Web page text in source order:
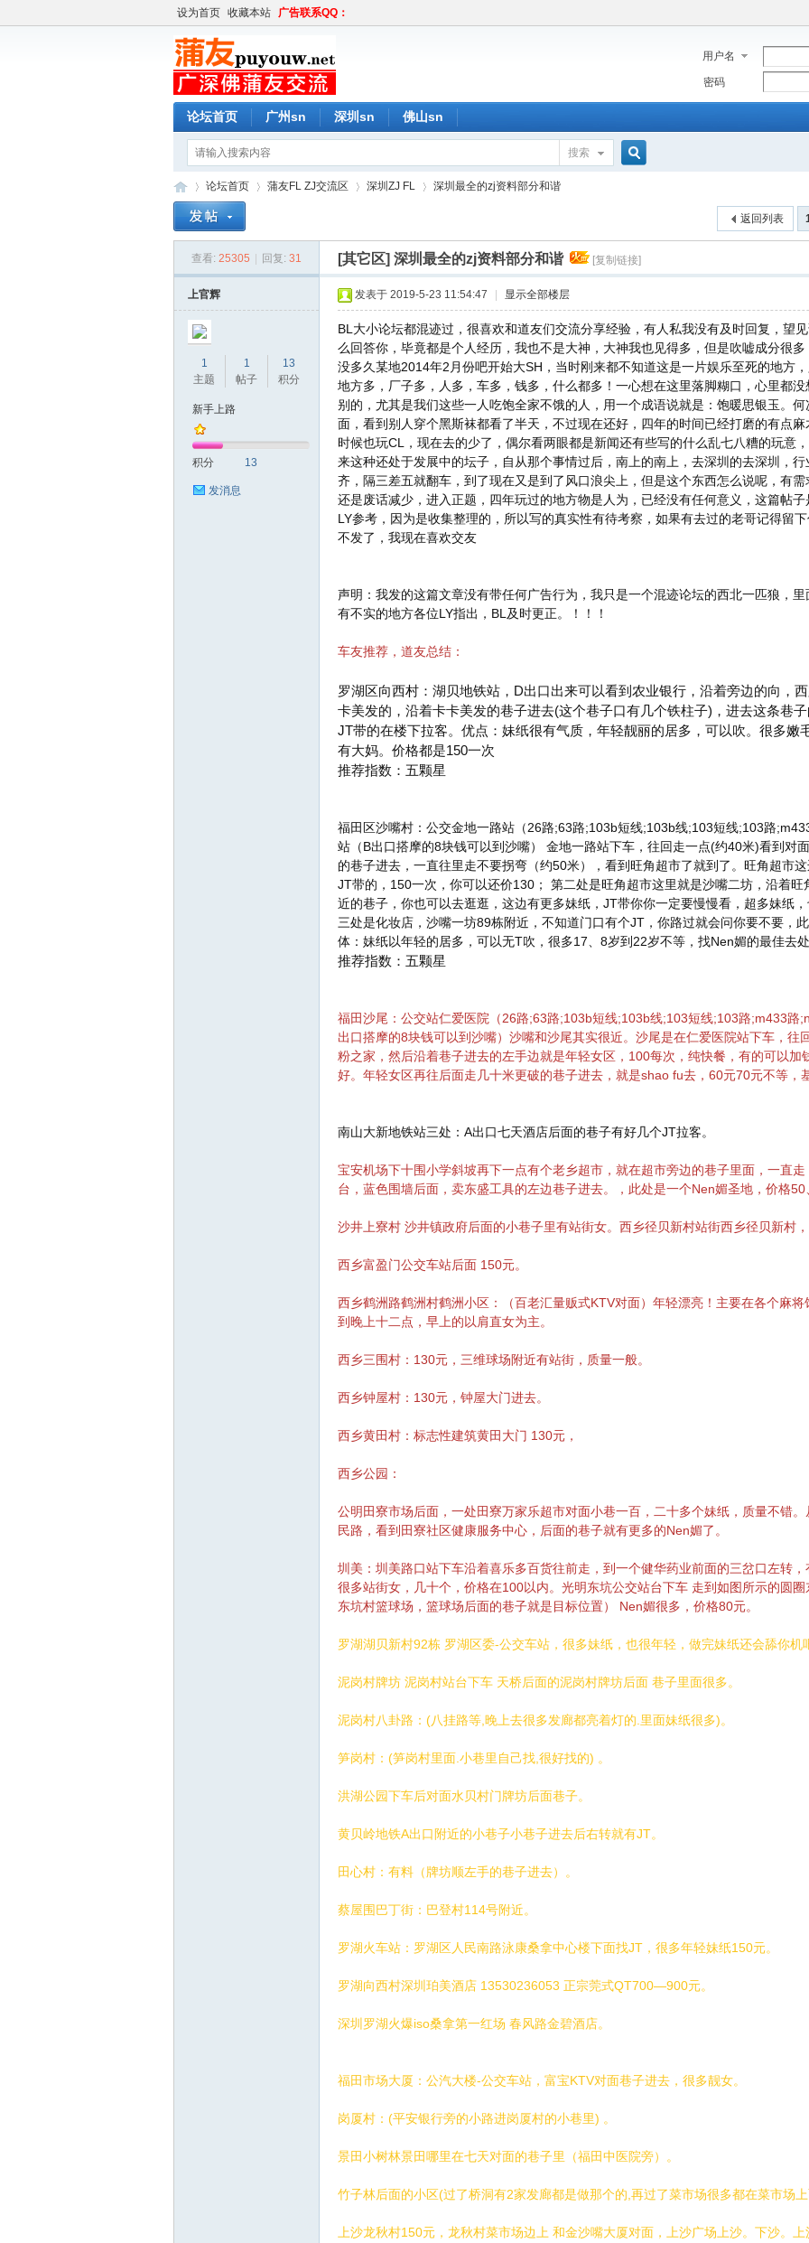
设为首页 收藏本站 广告联系QQ：
用户名
密码
论坛首页 广州sn 深圳sn 佛山sn
搜索
索
»
论坛首页 蒲友FL ZJ交流区
›
深圳ZJ FL
›
深圳最全的zj资料部分和谐
返回列表
查看: 25305 回复: 31 [其它区] 深圳最全的zj资料部分和谐 [复制链接]
上官辉
1
主题
1
帖子
13
积分
新手上路
积分 13
发消息
发表于 2019-5-23 11:54:47 显示全部楼层
BL大小论坛都混迹过，很喜欢和道友们交流分享经验，有人私我没有及时回复，望
么回答你，毕竟都是个人经历，我也不是大神，大神我也见得多，但是吹嘘成分很
没多久某地2014年2月份吧开始大SH，当时刚来都不知道这是一片娱乐至死的地方
地方多，厂子多，人多，车多，钱多，什么都多！一心想在这里落脚糊口，心里都
别的，尤其是我们这些一人吃饱全家不饿的人，用一个成语说就是：饱暖思银玉。
面，看到别人穿个黑斯袜都看了半天，不过现在还好，四年的时间已经打磨的有点
时候也玩CL，现在去的少了，偶尔看两眼都是新闻还有些写的什么乱七八糟的玩意
来这种还处于发展中的坛子，自从那个事情过后，南上的南上，去深圳的去深圳，
齐，隔三差五就翻车，到了现在又是到了风口浪尖上，但是这个东西怎么说呢，有需
还是废话减少，进入正题，四年玩过的地方物是人为，已经没有任何意义，这篇帖
LY参考，因为是收集整理的，所以写的真实性有待考察，如果有去过的老哥记得留
不发了，我现在喜欢交友
声明：我发的这篇文章没有带任何广告行为，我只是一个混迹论坛的西北一匹狼，
有不实的地方各位LY指出，BL及时更正。！！！
车友推荐，道友总结：
罗湖区向西村：湖贝地铁站，D出口出来可以看到农业银行，沿着旁边的向，
卡美发的，沿着卡卡美发的巷子进去(这个巷子口有几个铁柱子)，进去这条巷
JT带的在楼下拉客。优点：妹纸很有气质，年轻靓丽的居多，可以吹。很多嫩
有大妈。价格都是150一次
推荐指数：五颗星
福田区沙嘴村：公交金地一路站（26路;63路;103b短线;103b线;103短线;103路
站（B出口搭摩的8块钱可以到沙嘴） 金地一路站下车，往回走一点(约40米)看到对
的巷子进去，一直往里走不要拐弯（约50米），看到旺角超市了就到了。旺角超市
JT带的，150一次，你可以还价130； 第二处是旺角超市这里就是沙嘴二坊，沿着
近的巷子，你也可以去逛逛，这边有更多妹纸，JT带你你一定要慢慢看，超多妹纸
三处是化妆店，沙嘴一坊89栋附近，不知道门口有个JT，你路过就会问你要不要，
体：妹纸以年轻的居多，可以无T吹，很多17、8岁到22岁不等，找Nen媚的最佳去处
推荐指数：五颗星
福田沙尾：公交站仁爱医院（26路;63路;103b短线;103b线;103短线;103路;m433路
出口搭摩的8块钱可以到沙嘴）沙嘴和沙尾其实很近。沙尾是在仁爱医院站下车，往
粉之家，然后沿着巷子进去的左手边就是年轻女区，100每次，纯快餐，有的可以加
好。年轻女区再往后面走几十米更破的巷子进去，就是shao fu去，60元70元不等，
南山大新地铁站三处：A出口七天酒店后面的巷子有好几个JT拉客。
宝安机场下十围小学斜坡再下一点有个老乡超市，就在超市旁边的巷子里面，一直
台，蓝色围墙后面，卖东盛工具的左边巷子进去。，此处是一个Nen媚圣地，价格50
沙井上寮村 沙井镇政府后面的小巷子里有站街女。西乡径贝新村站街西乡径贝新村，
西乡富盈门公交车站后面 150元。
西乡鹤洲路鹤洲村鹤洲小区：（百老汇量贩式KTV对面）年轻漂亮！主要在各个麻
到晚上十二点，早上的以肩直女为主。
西乡三围村：130元，三维球场附近有站街，质量一般。
西乡钟屋村：130元，钟屋大门进去。
西乡黄田村：标志性建筑黄田大门 130元，
西乡公园：
公明田寮市场后面，一处田寮万家乐超市对面小巷一百，二十多个妹纸，质量不错
民路，看到田寮社区健康服务中心，后面的巷子就有更多的Nen媚了。
圳美：圳美路口站下车沿着喜乐多百货往前走，到一个健华药业前面的三岔口左转，
很多站街女，几十个，价格在100以内。光明东坑公交站台下车 走到如图所示的圆
东坑村篮球场，篮球场后面的巷子就是目标位置） Nen媚很多，价格80元。
罗湖湖贝新村92栋 罗湖区委-公交车站，很多妹纸，也很年轻，做完妹纸还会舔你机
泥岗村牌坊 泥岗村站台下车 天桥后面的泥岗村牌坊后面 巷子里面很多。
泥岗村八卦路：(八挂路等,晚上去很多发廊都亮着灯的.里面妹纸很多)。
笋岗村：(笋岗村里面.小巷里自己找,很好找的) 。
洪湖公园下车后对面水贝村门牌坊后面巷子。
黄贝岭地铁A出口附近的小巷子小巷子进去后右转就有JT。
田心村：有料（牌坊顺左手的巷子进去）。
蔡屋围巴丁街：巴登村114号附近。
罗湖火车站：罗湖区人民南路泳康桑拿中心楼下面找JT，很多年轻妹纸150元。
罗湖向西村深圳珀美酒店 13530236053 正宗莞式QT700—900元。
深圳罗湖火爆iso桑拿第一红场 春风路金碧酒店。
福田市场大厦：公汽大楼-公交车站，富宝KTV对面巷子进去，很多靓女。
岗厦村：(平安银行旁的小路进岗厦村的小巷里) 。
景田小树林景田哪里在七天对面的巷子里（福田中医院旁）。
竹子林后面的小区(过了桥洞有2家发廊都是做那个的,再过了菜市场很多都在菜市场上
上沙龙秋村150元，龙秋村菜市场边上 和金沙嘴大厦对面，上沙广场上沙。下沙。